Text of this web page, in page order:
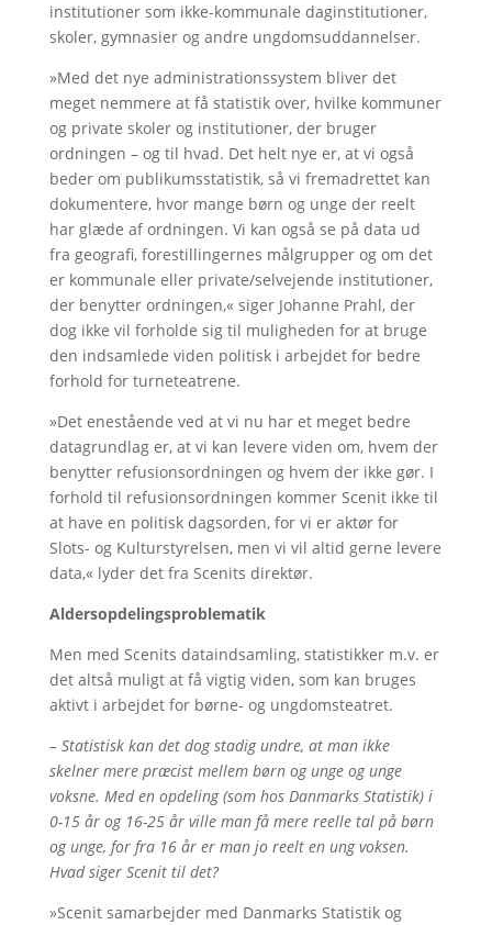
institutioner som ikke-kommunale daginstitutioner,
skoler, gymnasier og andre ungdomsuddannelser.
»Med det nye administrationssystem bliver det
meget nemmere at få statistik over, hvilke kommuner
og private skoler og institutioner, der bruger
ordningen – og til hvad. Det helt nye er, at vi også
beder om publikumsstatistik, så vi fremadrettet kan
dokumentere, hvor mange børn og unge der reelt
har glæde af ordningen. Vi kan også se på data ud
fra geografi, forestillingernes målgrupper og om det
er kommunale eller private/selvejende institutioner,
der benytter ordningen,« siger Johanne Prahl, der
dog ikke vil forholde sig til muligheden for at bruge
den indsamlede viden politisk i arbejdet for bedre
forhold for turneteatrene.
»Det enestående ved at vi nu har et meget bedre
datagrundlag er, at vi kan levere viden om, hvem der
benytter refusionsordningen og hvem der ikke gør. I
forhold til refusionsordningen kommer Scenit ikke til
at have en politisk dagsorden, for vi er aktør for
Slots- og Kulturstyrelsen, men vi vil altid gerne levere
data,« lyder det fra Scenits direktør.
Aldersopdelingsproblematik
Men med Scenits dataindsamling, statistikker m.v. er
det altså muligt at få vigtig viden, som kan bruges
aktivt i arbejdet for børne- og ungdomsteatret.
– Statistisk kan det dog stadig undre, at man ikke
skelner mere præcist mellem børn og unge og unge
voksne. Med en opdeling (som hos Danmarks Statistik) i
0-15 år og 16-25 år ville man få mere reelle tal på børn
og unge, for fra 16 år er man jo reelt en ung voksen.
Hvad siger Scenit til det?
»Scenit samarbejder med Danmarks Statistik og